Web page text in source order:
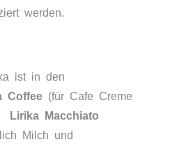
werden.
ist in den
Coffee (für Cafe Creme
Lirika Macchiato
Milch und